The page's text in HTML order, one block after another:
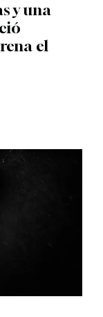
y una
el